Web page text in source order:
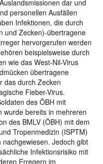
dar und
personellen Ausfällen
Infektionen, die durch
und Zecken)-übertragene
hervorgerufen werden
beispielsweise durch
wie das West-Nil-Virus
übertragene
das durch Zecken
Fieber-Virus.
des ÖBH mit
wurde bereits in mehreren
des BMLV (ÖBH) mit dem
Tropenmedizin (ISPTM)
Jedoch gibt
Infektionsrisiko mit
Erregern im